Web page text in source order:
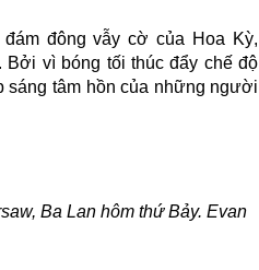
đông vẫy cờ của Hoa Kỳ,
Bởi vì bóng tối thúc đẩy chế độ
sáng tâm hồn của những người
Ba Lan hôm thứ Bảy. Evan